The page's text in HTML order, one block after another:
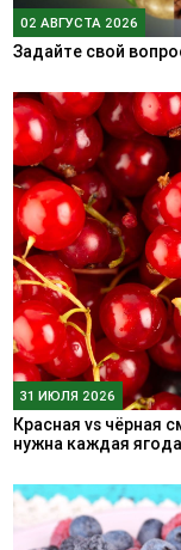
02 АВГУСТА 2026
Задайте свой
31 ИЮЛЯ 2026
Красная vs чёрная
нужна каждая